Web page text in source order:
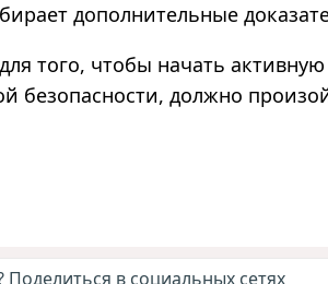
дополнительные
того, чтобы начать
безопасности, должно
в социальных сетях